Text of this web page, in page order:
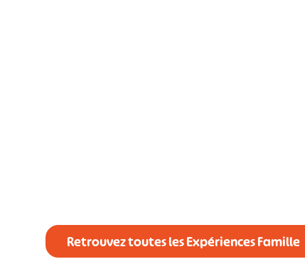
Retrouvez toutes les Expériences Famille